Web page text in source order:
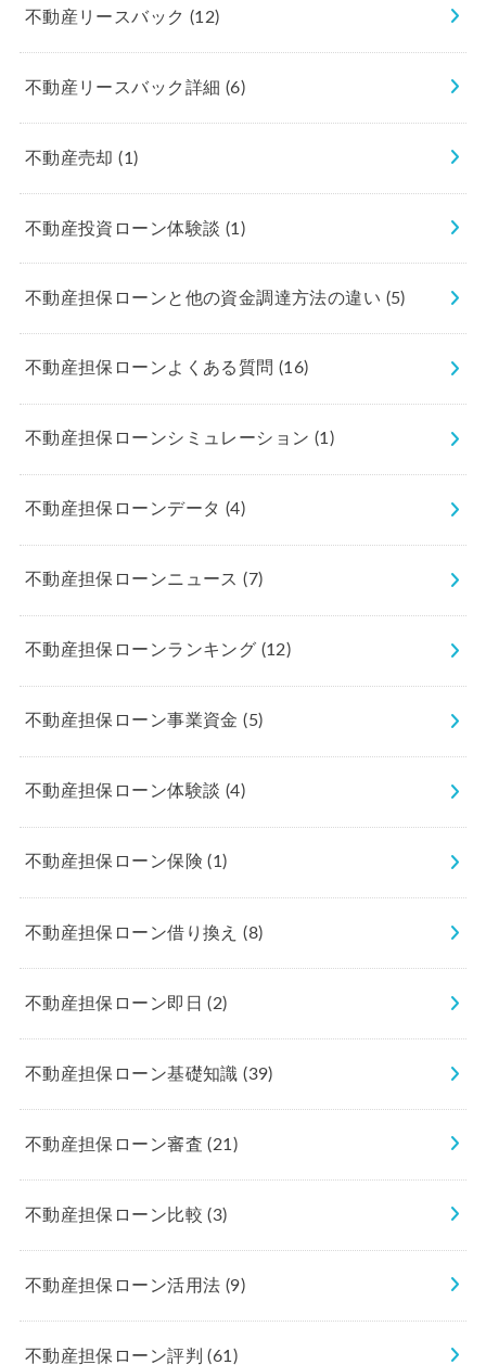
不動産リースバック (12)
不動産リースバック詳細 (6)
不動産売却(1)
不動産投資ローン体験談 (1)
不動産担保ローンと他の資金調達方法の違い (5)
不動産担保ローンよくある質問(16)
不動産担保ローンシミュレーション (1)
不動産担保ローンデータ (4)
不動産担保ローンニュース(7)
不動産担保ローンランキング (12)
不動産担保ローン事業資金(5)
不動産担保ローン体験談 (4)
不動産担保ローン保険(1)
不動産担保ローン借り換え(8)
不動産担保ローン即日(2)
不動産担保ローン基礎知識(39)
不動産担保ローン審査(21)
不動産担保ローン比較(3)
不動産担保ローン活用法 (9)
不動産担保ローン評判(61)